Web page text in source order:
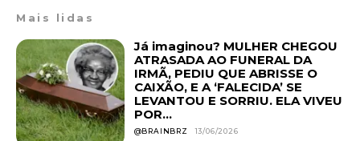
Mais lidas
Já imaginou? MULHER CHEGOU
ATRASADA AO FUNERAL DA
IRMÃ, PEDIU QUE ABRISSE O
CAIXÃO, E A ‘FALECIDA’ SE
LEVANTOU E SORRIU. ELA VIVEU
POR...
@BRAINBRZ 13/06/2026